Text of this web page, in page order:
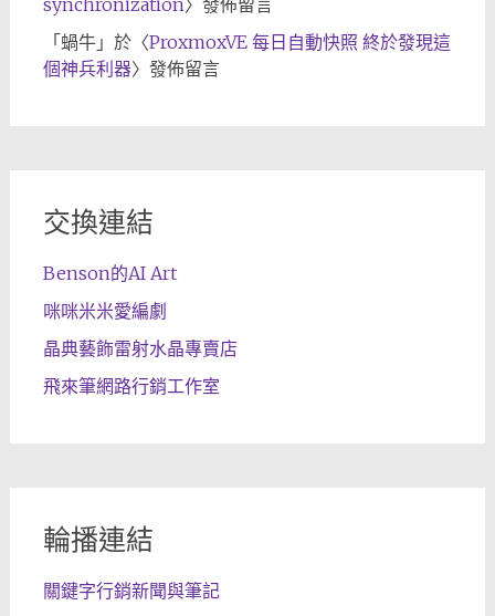
synchronization〉發佈留言
「 蝸牛」於〈ProxmoxVE 每日自動快照 終於發現這
個神兵利器〉發佈留言
交換連結
Benson的AI Art
咪咪米米愛編劇
晶典藝飾雷射水晶專賣店
飛來筆網路行銷工作室
輪播連結
關鍵字行銷新聞與筆記